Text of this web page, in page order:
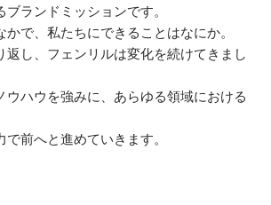
ランドミッションです。
で、私たちにできることはなにか。
返し、フェンリルは変化を続けてきまし
ウハウを強みに、あらゆる領域における